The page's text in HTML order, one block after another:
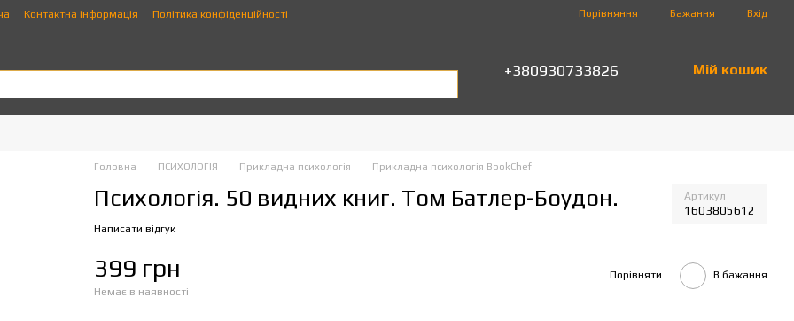
Контактна інформація Політика конфіденційності Порівняння Бажання Вхід
+380930733826 Мій кошик
Головна ПСИХОЛОГІЯ Прикладна психологія Прикладна психологія BookChef
Психологія. 50 видних книг. Том Батлер-Боудон. Артикул
1603805612
Написати відгук
399 грн
Немає в наявності
Порівняти В бажання